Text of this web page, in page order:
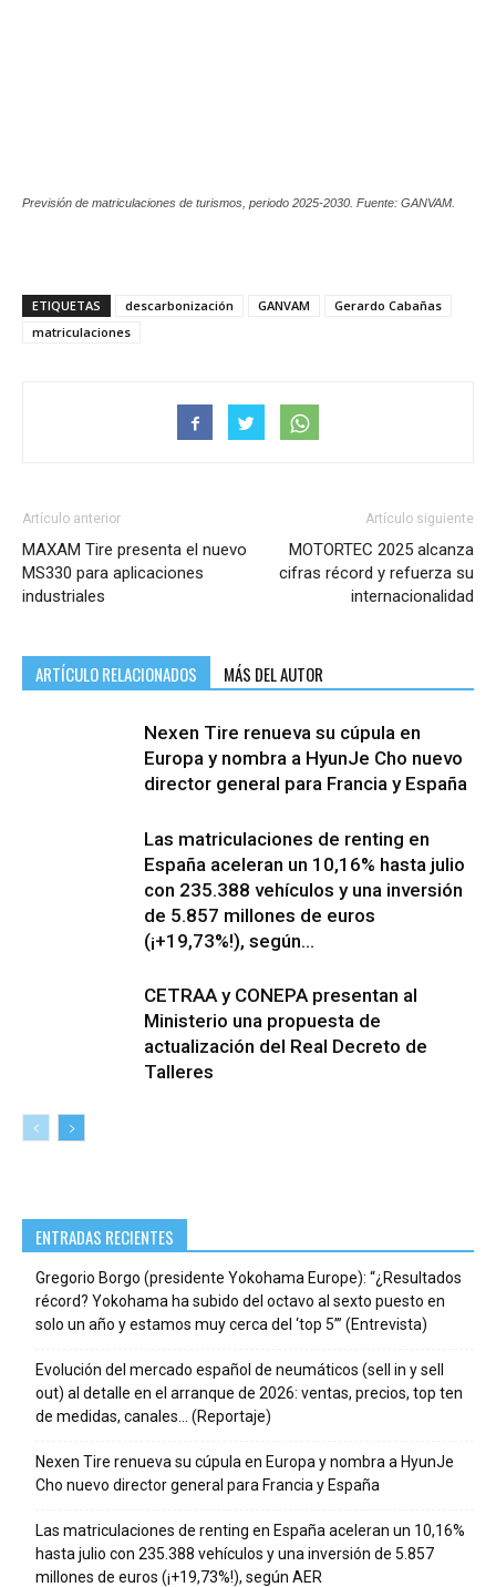
Previsión de matriculaciones de turismos, periodo 2025-2030. Fuente: GANVAM.
ETIQUETAS descarbonización GANVAM
Gerardo Cabañas
matriculaciones
Artículo anterior
MAXAM Tire presenta el nuevo
MS330 para aplicaciones
industriales
Artículo siguiente
MOTORTEC 2025 alcanza
cifras récord y refuerza su
internacionalidad
ARTÍCULO RELACIONADOS MÁS DEL AUTOR
Nexen Tire renueva su cúpula en
Europa y nombra a HyunJe Cho nuevo
director general para Francia y España
Las matriculaciones de renting en
España aceleran un 10,16% hasta julio
con 235.388 vehículos y una inversión
de 5.857 millones de euros
(¡+19,73%!), según...
CETRAA y CONEPA presentan al
Ministerio una propuesta de
actualización del Real Decreto de
Talleres
ENTRADAS RECIENTES
Gregorio Borgo (presidente Yokohama Europe): “¿Resultados
récord? Yokohama ha subido del octavo al sexto puesto en
solo un año y estamos muy cerca del ‘top 5’” (Entrevista)
Evolución del mercado español de neumáticos (sell in y sell
out) al detalle en el arranque de 2026: ventas, precios, top ten
de medidas, canales… (Reportaje)
Nexen Tire renueva su cúpula en Europa y nombra a HyunJe
Cho nuevo director general para Francia y España
Las matriculaciones de renting en España aceleran un 10,16%
hasta julio con 235.388 vehículos y una inversión de 5.857
millones de euros (¡+19,73%!), según AER